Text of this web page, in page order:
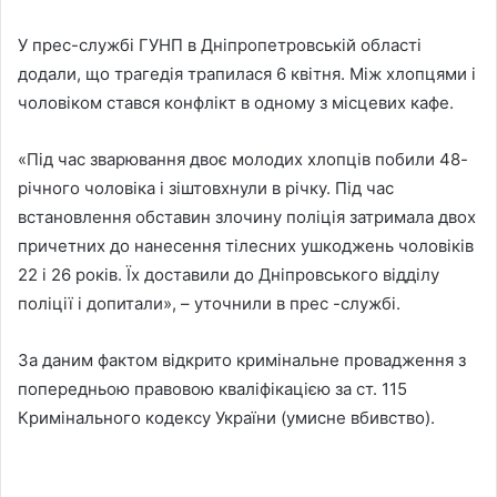
У прес-службі ГУНП в Дніпропетровській області
додали, що трагедія трапилася 6 квітня. Між хлопцями і
чоловіком стався конфлікт в одному з місцевих кафе.
«Під час зварювання двоє молодих хлопців побили 48-
річного чоловіка і зіштовхнули в річку. Під час
встановлення обставин злочину поліція затримала двох
причетних до нанесення тілесних ушкоджень чоловіків
22 і 26 років. Їх доставили до Дніпровського відділу
поліції і допитали», – уточнили в прес -службі.
За даним фактом відкрито кримінальне провадження з
попередньою правовою кваліфікацією за ст. 115
Кримінального кодексу України (умисне вбивство).